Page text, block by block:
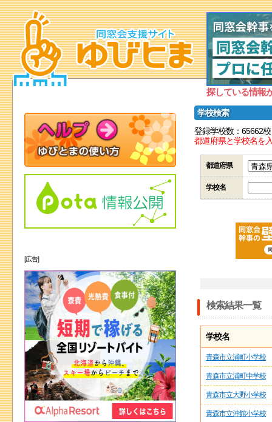
探している情報
学校検索
登録学校数：65662校
都道府県と学校名を
都道府県
学校名
検索結果一覧
学校名
青森市立浦町小学校
青森市立浦町中学校
青森市立大野小学校
青森市立沖館小学校
[広告]